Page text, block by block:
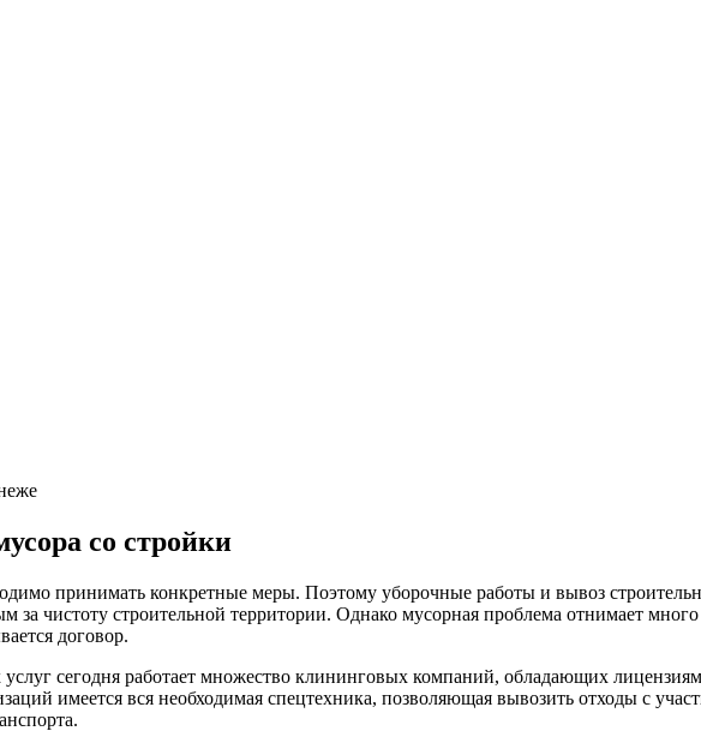
со стройки
принимать конкретные меры. Поэтому уборочные работы и вывоз
за чистоту строительной территории. Однако мусорная проблема отнимает
договор.
сегодня работает множество клининговых компаний, обладающих
имеется вся необходимая спецтехника, позволяющая вывозить отходы с